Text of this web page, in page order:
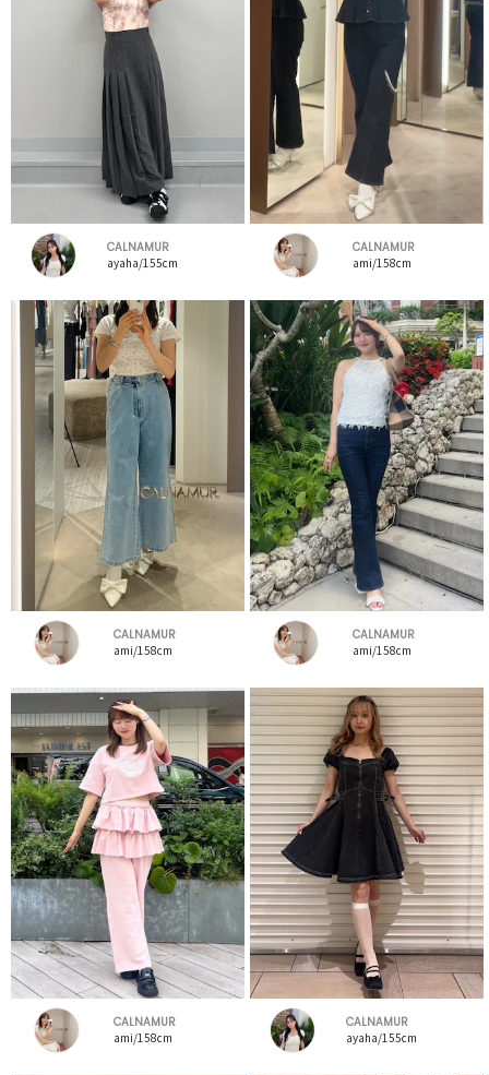
CALNAMUR
ayaha/155cm
CALNAMUR
ami/158cm
CALNAMUR
ami/158cm
CALNAMUR
ami/158cm
CALNAMUR
ami/158cm
CALNAMUR
ayaha/155cm